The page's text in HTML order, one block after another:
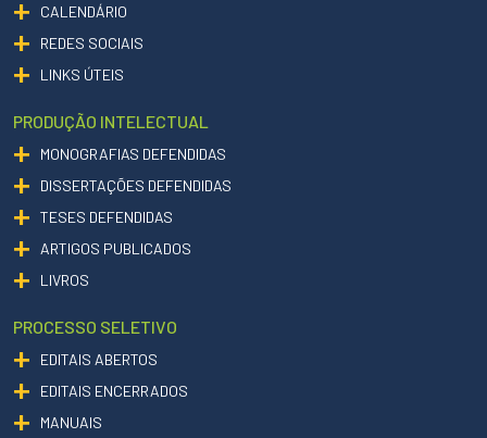
CALENDÁRIO
REDES SOCIAIS
LINKS ÚTEIS
PRODUÇÃO INTELECTUAL
MONOGRAFIAS DEFENDIDAS
DISSERTAÇÕES DEFENDIDAS
TESES DEFENDIDAS
ARTIGOS PUBLICADOS
LIVROS
PROCESSO SELETIVO
EDITAIS ABERTOS
EDITAIS ENCERRADOS
MANUAIS